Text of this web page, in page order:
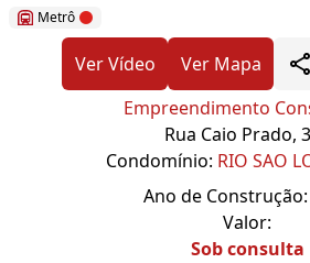
Metrô
Ver Vídeo
Ver Mapa
Empreendimento
Rua Caio Prado,
Condomínio: RIO SAO
Ano de Construção:
Valor:
Sob consulta